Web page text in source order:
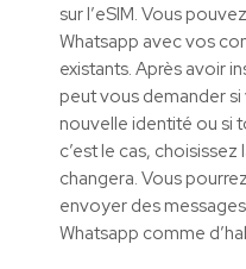
sur l’eSIM. Vous
Whatsapp avec vos
existants. Après avoir
peut vous demander
nouvelle identité ou si
c’est le cas,
changera. Vous
envoyer des
Whatsapp comme